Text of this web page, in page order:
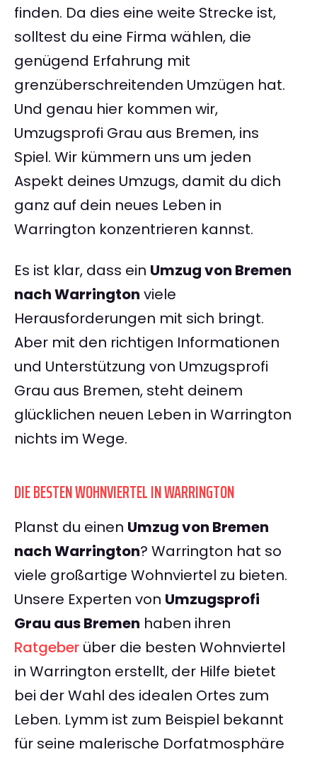
finden. Da dies eine weite Strecke ist,
solltest du eine Firma wählen, die
genügend Erfahrung mit
grenzüberschreitenden Umzügen hat.
Und genau hier kommen wir,
Umzugsprofi Grau aus Bremen, ins
Spiel. Wir kümmern uns um jeden
Aspekt deines Umzugs, damit du dich
ganz auf dein neues Leben in
Warrington konzentrieren kannst.
Es ist klar, dass ein Umzug von Bremen
nach Warrington viele
Herausforderungen mit sich bringt.
Aber mit den richtigen Informationen
und Unterstützung von Umzugsprofi
Grau aus Bremen, steht deinem
glücklichen neuen Leben in Warrington
nichts im Wege.
DIE BESTEN WOHNVIERTEL IN WARRINGTON
Planst du einen Umzug von Bremen
nach Warrington? Warrington hat so
viele großartige Wohnviertel zu bieten.
Unsere Experten von Umzugsprofi
Grau aus Bremen haben ihren
Ratgeber über die besten Wohnviertel
in Warrington erstellt, der Hilfe bietet
bei der Wahl des idealen Ortes zum
Leben. Lymm ist zum Beispiel bekannt
für seine malerische Dorfatmosphäre